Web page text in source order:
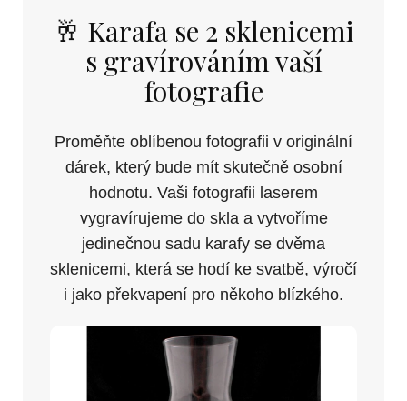
🥂 Karafa se 2 sklenicemi
s gravírováním vaší
fotografie
Proměňte oblíbenou fotografii v originální
dárek, který bude mít skutečně osobní
hodnotu. Vaši fotografii laserem
vygravírujeme do skla a vytvoříme
jedinečnou sadu karafy se dvěma
sklenicemi, která se hodí ke svatbě, výročí
i jako překvapení pro někoho blízkého.